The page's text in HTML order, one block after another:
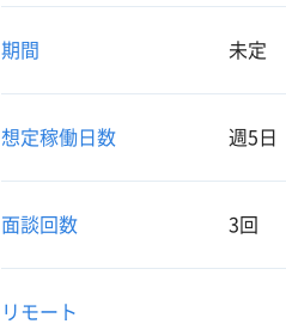
期間 未定
想定稼働日数 週5日
面談回数 3回
リモート